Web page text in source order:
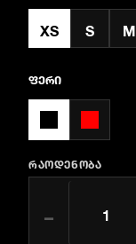
XS S M
ფერი
ᲠᲐᲝᲓᲔᲜᲝᲑᲐ
−